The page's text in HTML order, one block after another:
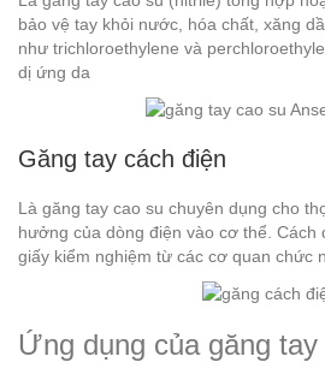
bảo vệ tay khỏi nước, hóa chất, xăng
như trichloroethylene và
dị ứng da
Găng tay cách điện
Là găng tay cao su chuyên dụng cho
hưởng của dòng điện vào cơ thể. Cách
giấy kiểm nghiệm từ các cơ quan chức
Ứng dụng của găng tay